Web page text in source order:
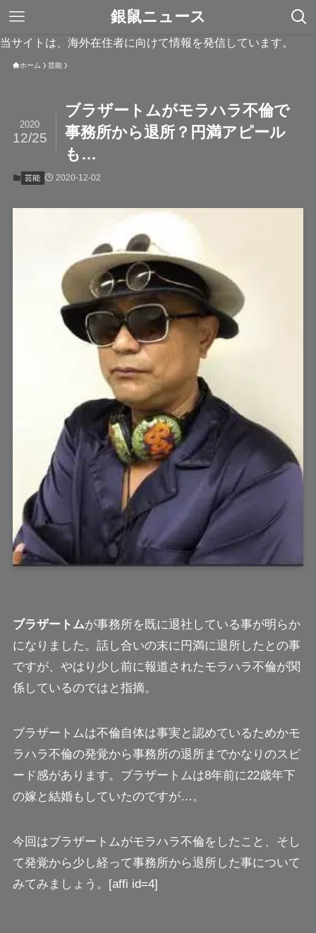
銀鼠ニュース
当サイトは、海外在住者に向けて情報を発信しています。
ホーム 芸能
ブラザートムがモラハラ不倫で
事務所から退所？円満アピール
も…
2020
12/25
芸能 2020-12-02
ブラザートムが事務所を既に退社している事が明らか
になりました。話し合いの末に円満に退所したとの事
ですが、やはり少し前に報道されたモラハラ不倫が関
係しているのではと指摘。
ブラザートムは不倫自体は事実と認めているためかモ
ラハラ不倫の発覚から事務所の退所までかなりのスピ
ード感があります。ブラザートムは8年前に22歳年下
の嫁と結婚もしていたのですが…。
今回はブラザートムがモラハラ不倫をしたこと、そし
て発覚から少し経って事務所から退所した事について
みてみましょう。[affi id=4]